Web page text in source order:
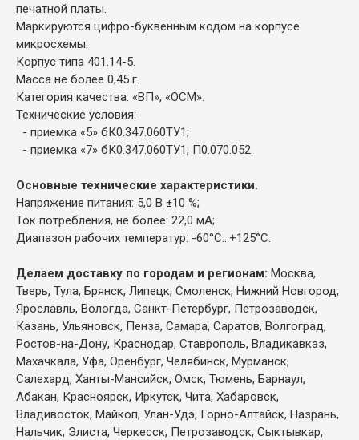
печатной платы.
Маркируются цифро-буквенным кодом на корпусе
микросхемы.
Корпус типа 401.14-5.
Масса не более 0,45 г.
Категория качества: «ВП», «ОСМ».
Технические условия:
- приемка «5» бК0.347.060ТУ1;
- приемка «7» бК0.347.060ТУ1, П0.070.052.
Основные технические характеристики.
Напряжение питания: 5,0 В ±10 %;
Ток потребления, не более: 22,0 мА;
Диапазон рабочих температур: -60°C...+125°С.
Делаем доставку по городам и регионам: Москва,
Тверь, Тула, Брянск, Липецк, Смоленск, Нижний Новгород,
Ярославль, Вологда, Санкт-Петербург, Петрозаводск,
Казань, Ульяновск, Пенза, Самара, Саратов, Волгоград,
Ростов-на-Дону, Краснодар, Ставрополь, Владикавказ,
Махачкала, Уфа, Оренбург, Челябинск, Мурманск,
Салехард, Ханты-Мансийск, Омск, Тюмень, Барнаул,
Абакан, Красноярск, Иркутск, Чита, Хабаровск,
Владивосток, Майкоп, Улан-Удэ, Горно-Алтайск, Назрань,
Нальчик, Элиста, Черкесск, Петрозаводск, Сыктывкар,